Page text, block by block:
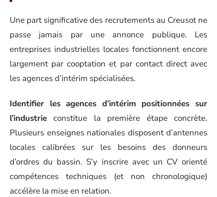
Une part significative des recrutements au Creusot ne
passe jamais par une annonce publique. Les
entreprises industrielles locales fonctionnent encore
largement par cooptation et par contact direct avec
les agences d’intérim spécialisées.
Identifier les agences d’intérim positionnées sur
l’industrie constitue la première étape concrète.
Plusieurs enseignes nationales disposent d’antennes
locales calibrées sur les besoins des donneurs
d’ordres du bassin. S’y inscrire avec un CV orienté
compétences techniques (et non chronologique)
accélère la mise en relation.